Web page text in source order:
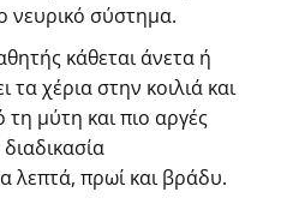
νευρικό σύστημα.
κάθεται άνετα ή
χέρια στην κοιλιά και
τη μύτη και πιο αργές
λεπτά, πρωί και βράδυ.